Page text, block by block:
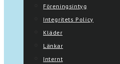
Föreningsintyg
Integritets Policy
Kläder
Länkar
Internt